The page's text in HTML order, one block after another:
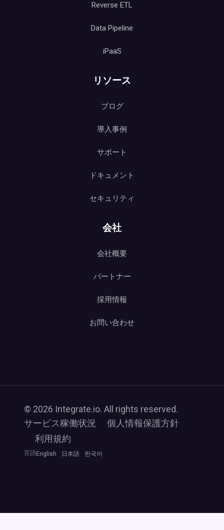
Reverse ETL
Data Pipeline
iPaaS
リソース
ブログ
導入事例
サポート
ドキュメント
セキュリティ
会社
会社概要
パートナー
採用情報
お問い合わせ
© 2026 Integrate.io. All rights reserved.
サービス稼働状況
個人情報保護方針
利用規約
言語 English 日本語 한국어